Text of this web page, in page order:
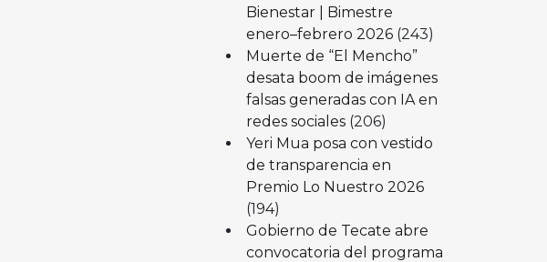
Bienestar | Bimestre
enero–febrero 2026 (243)
Muerte de “El Mencho”
desata boom de imágenes
falsas generadas con IA en
redes sociales (206)
Yeri Mua posa con vestido
de transparencia en
Premio Lo Nuestro 2026
(194)
Gobierno de Tecate abre
convocatoria del programa